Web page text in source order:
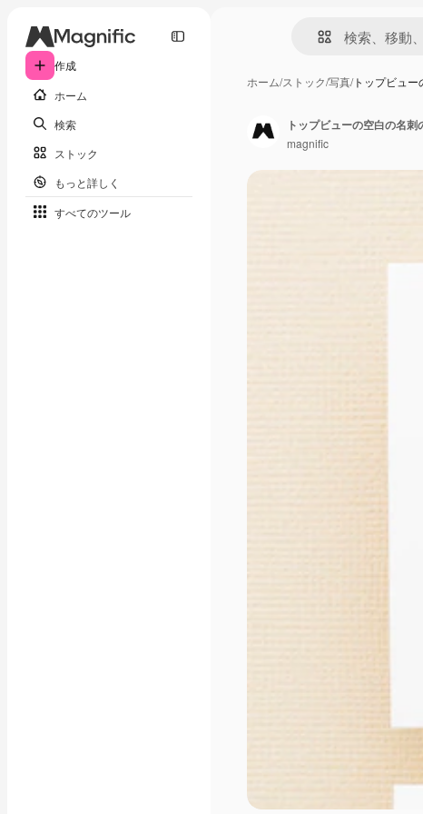
作成
ホーム
検索
ストック
もっと詳しく
すべてのツール
ホーム/ストック/写真/トップビュー
トップビューの空白の名刺
magnific